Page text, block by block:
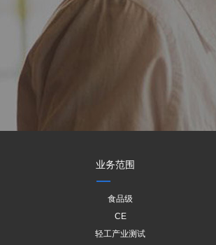
食品级
CE
轻工产业测试
业务范围